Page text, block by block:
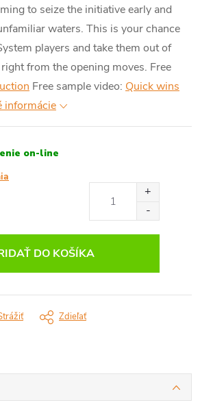
to seize the initiative early and
waters. This is your chance
players and take them out of
from the opening moves. Free
Free sample video: Quick wins
informácie
on-line
DO KOŠÍKA
Zdieľať